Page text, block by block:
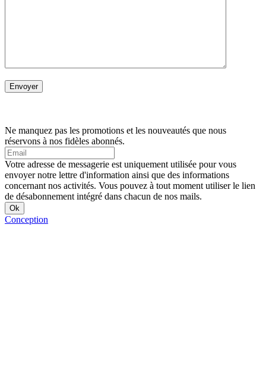
Ne manquez pas les promotions et les nouveautés que nous
réservons à nos fidèles abonnés.
Votre adresse de messagerie est uniquement utilisée pour vous
envoyer notre lettre d'information ainsi que des informations
concernant nos activités. Vous pouvez à tout moment utiliser le lien
de désabonnement intégré dans chacun de nos mails.
Conception